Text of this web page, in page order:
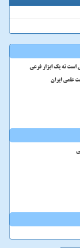
است نه یک ابزار فرعی
علمی ایران